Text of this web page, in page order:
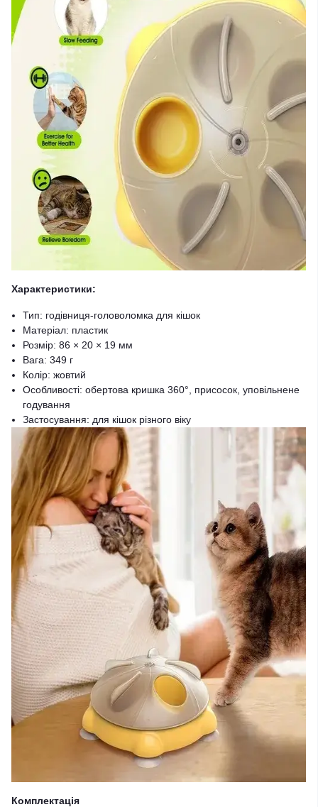
Характеристики:
Тип: годівниця-головоломка для кішок
Матеріал: пластик
Розмір: 86 × 20 × 19 мм
Вага: 349 г
Колір: жовтий
Особливості: обертова кришка 360°, присосок, уповільнене
годування
Застосування: для кішок різного віку
Комплектація